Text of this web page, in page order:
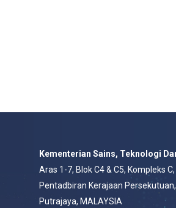
Kementerian Sains, Teknologi
Aras 1-7, Blok C4 & C5, Kompleks
Pentadbiran Kerajaan
Putrajaya, MALAYSIA